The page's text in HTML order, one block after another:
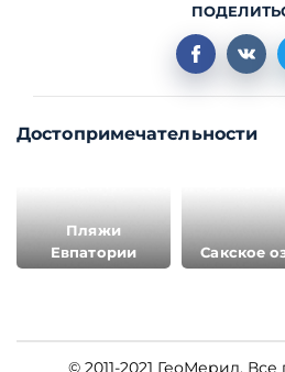
Достопримечательности
Пляжи
Евпатории
Сакское
© 2011-2021 ГеоМерид.